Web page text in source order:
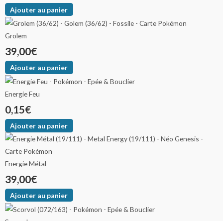
Ajouter au panier
Grolem
39,00€
Ajouter au panier
Energie Feu
0,15€
Ajouter au panier
Energie Métal
39,00€
Ajouter au panier